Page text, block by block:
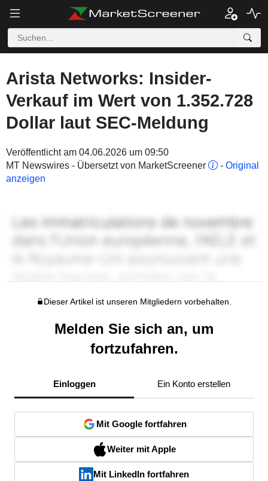
Arista Networks: Insider-
Verkauf im Wert von 1.352.728
Dollar laut SEC-Meldung
Veröffentlicht am 04.06.2026 um 09:50
MT Newswires - Übersetzt von MarketScreener
- Original
anzeigen
Dieser Artikel ist unseren Mitgliedern vorbehalten.
Melden Sie sich an, um
fortzufahren.
Einloggen Ein Konto erstellen
Mit Google fortfahren
Weiter mit Apple
Mit LinkedIn fortfahren